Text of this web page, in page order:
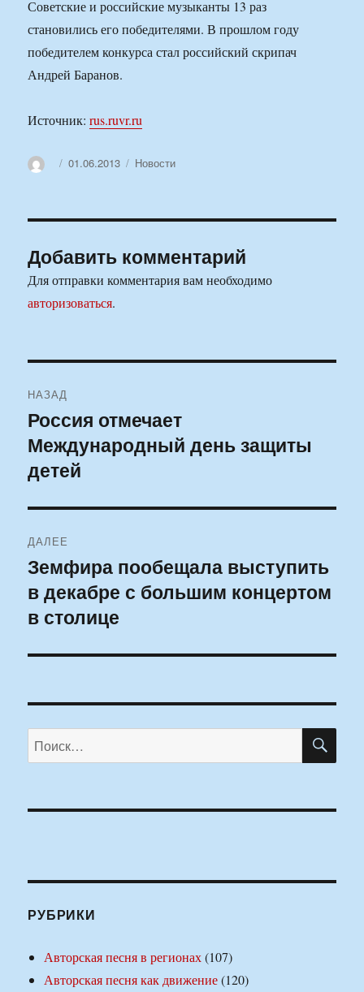
Советские и российские музыканты 13 раз
становились его победителями. В прошлом году
победителем конкурса стал российский скрипач
Андрей Баранов.
Источник:rus.ruvr.ru
АвторОпубликовано
01.06.2013 Рубрики
Новости
Добавить комментарий
Для отправки комментария вам необходимо
авторизоваться.
по
записям
НАЗАД
Предыдущая
запись:
Россия отмечает
Международный день защиты
детей
ДАЛЕЕ
Следующая
запись:
Земфира пообещала выступить
в декабре с большим концертом
в столице
Искать:
РУБРИКИ
Авторская песня в регионах(107)
Авторская песня как движение(120)